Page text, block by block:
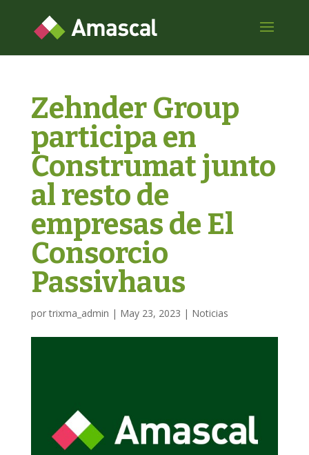
Zehnder Group
participa en
Construmat junto
al resto de
empresas de El
Consorcio
Passivhaus
portrixma_admin | May 23, 2023 | Noticias